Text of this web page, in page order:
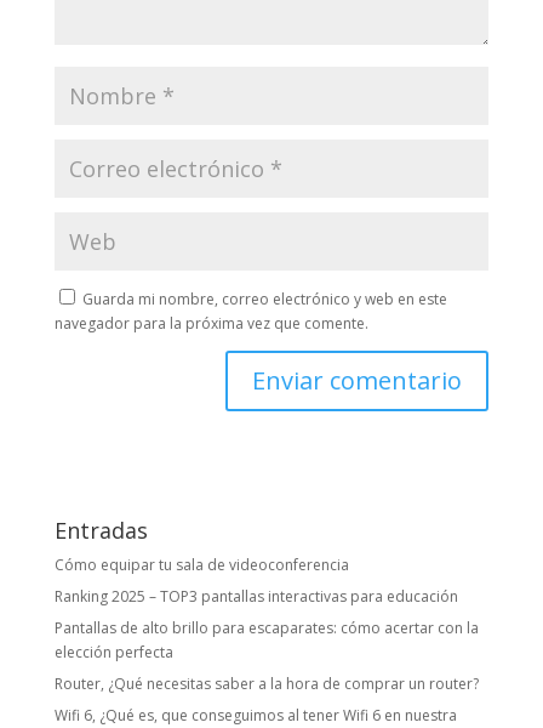
Guarda mi nombre, correo electrónico y web en este
navegador para la próxima vez que comente.
Entradas
Cómo equipar tu sala de videoconferencia
Ranking 2025 – TOP3 pantallas interactivas para educación
Pantallas de alto brillo para escaparates: cómo acertar con la
elección perfecta
Router, ¿Qué necesitas saber a la hora de comprar un router?
Wifi 6, ¿Qué es, que conseguimos al tener Wifi 6 en nuestra